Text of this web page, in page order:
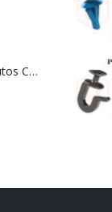
Mais Neve Lava Autos Concentrado 1:400 X-SHINE 5Litros